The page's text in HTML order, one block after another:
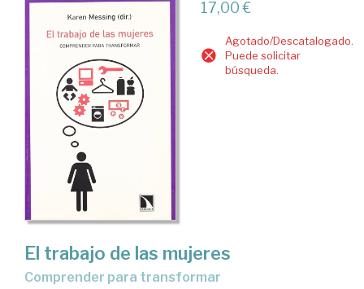
17,00 €
Agotado/Descatalogado.
Puede solicitar
búsqueda.
El trabajo de las mujeres
comprender para transformar